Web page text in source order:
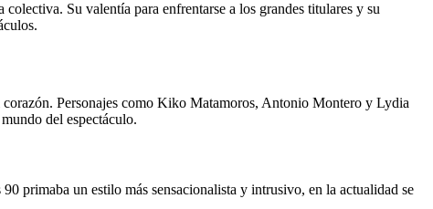
Su valentía para enfrentarse a los grandes titulares y su
corazón. Personajes como Kiko Matamoros, Antonio Montero y Lydia
del espectáculo.
primaba un estilo más sensacionalista y intrusivo, en la actualidad se